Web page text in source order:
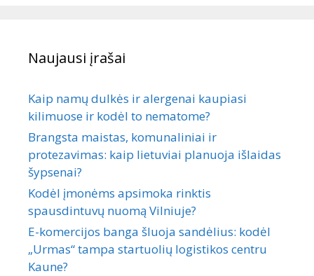
Naujausi įrašai
Kaip namų dulkės ir alergenai kaupiasi
kilimuose ir kodėl to nematome?
Brangsta maistas, komunaliniai ir
protezavimas: kaip lietuviai planuoja išlaidas
šypsenai?
Kodėl įmonėms apsimoka rinktis
spausdintuvų nuomą Vilniuje?
E-komercijos banga šluoja sandėlius: kodėl
„Urmas“ tampa startuolių logistikos centru
Kaune?